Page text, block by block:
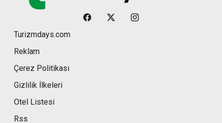
Turizmdays.com
Reklam
Çerez Politikası
Gizlilik İlkeleri
Otel Listesi
Rss